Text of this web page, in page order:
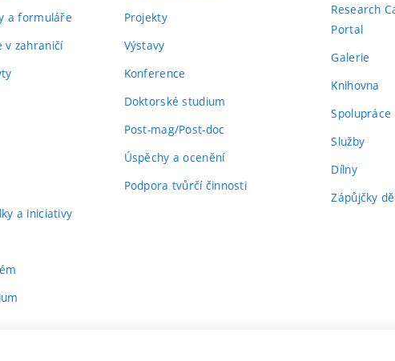
a formuláře
v zahraničí
a iniciativy
Projekty
Výstavy
Konference
Doktorské studium
Post-mag/Post-doc
Úspěchy a ocenění
Podpora tvůrčí činnosti
Research
Portal
Galerie
Knihovna
Spolupráce
Služby
Dílny
Zápůjčky